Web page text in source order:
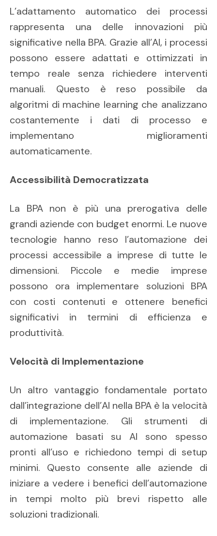
L’adattamento automatico dei processi
rappresenta una delle innovazioni più
significative nella BPA. Grazie all’AI, i processi
possono essere adattati e ottimizzati in
tempo reale senza richiedere interventi
manuali. Questo è reso possibile da
algoritmi di machine learning che analizzano
costantemente i dati di processo e
implementano miglioramenti
automaticamente.
Accessibilità Democratizzata
La BPA non è più una prerogativa delle
grandi aziende con budget enormi. Le nuove
tecnologie hanno reso l’automazione dei
processi accessibile a imprese di tutte le
dimensioni. Piccole e medie imprese
possono ora implementare soluzioni BPA
con costi contenuti e ottenere benefici
significativi in termini di efficienza e
produttività.
Velocità di Implementazione
Un altro vantaggio fondamentale portato
dall’integrazione dell’AI nella BPA è la velocità
di implementazione. Gli strumenti di
automazione basati su AI sono spesso
pronti all’uso e richiedono tempi di setup
minimi. Questo consente alle aziende di
iniziare a vedere i benefici dell’automazione
in tempi molto più brevi rispetto alle
soluzioni tradizionali.